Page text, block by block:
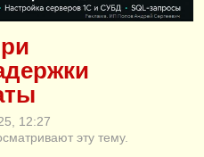
12:27
эту тему.